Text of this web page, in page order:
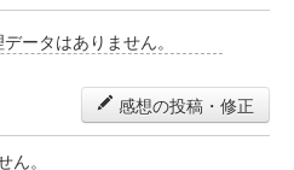
ータはありません。
感想の投稿・修正
。